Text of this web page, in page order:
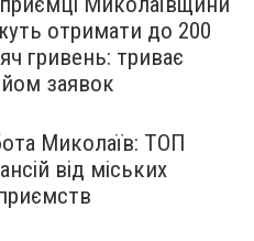
отримати до 200
гривень: триває
заявок
Миколаїв: ТОП
від міських